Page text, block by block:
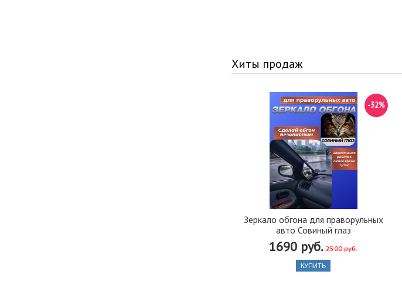
Хиты продаж
Зеркало обгона для праворульных
авто Совиный глаз
1690 руб. 2500 руб.
-32%
КУПИТЬ